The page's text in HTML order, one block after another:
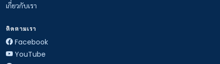
เกี่ยวกับเรา
ติดตามเรา
Facebook
YouTube